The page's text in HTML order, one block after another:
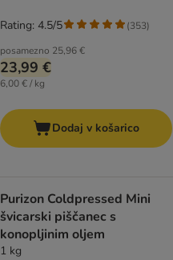
posamezno 25,96 €
23,99 €
6,00 € / kg
Rating: 4.5/5 (353)
Dodaj v košarico
Purizon Coldpressed Mini
švicarski piščanec s
konopljinim oljem
1 kg